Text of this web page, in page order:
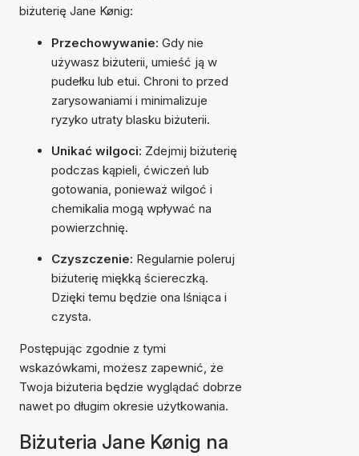
biżuterię Jane Kønig:
Przechowywanie: Gdy nie
używasz biżuterii, umieść ją w
pudełku lub etui. Chroni to przed
zarysowaniami i minimalizuje
ryzyko utraty blasku biżuterii.
Unikać wilgoci: Zdejmij biżuterię
podczas kąpieli, ćwiczeń lub
gotowania, ponieważ wilgoć i
chemikalia mogą wpływać na
powierzchnię.
Czyszczenie: Regularnie poleruj
biżuterię miękką ściereczką.
Dzięki temu będzie ona lśniąca i
czysta.
Postępując zgodnie z tymi
wskazówkami, możesz zapewnić, że
Twoja biżuteria będzie wyglądać dobrze
nawet po długim okresie użytkowania.
Biżuteria Jane Kønig na